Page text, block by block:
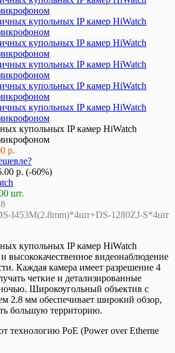
купольных IP камер HiWatch
р.
р. (-60%)
шт.
I453M(2.8mm)*4шт+DS-1280ZJ-S*4шт
купольных IP камер HiWatch
высококачественное видеонаблюдение
Каждая камера имеет разрешение 4
четкие и детализированные
Широкоугольный объектив с
2.8 мм обеспечивает широкий обзор,
большую территорию.
технологию PoE (Power over Etherne